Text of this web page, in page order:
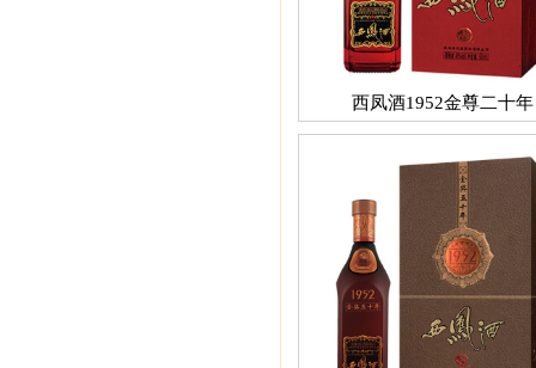
西凤酒1952金尊二十年